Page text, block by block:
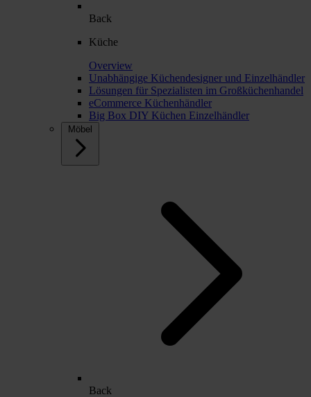
Back
Küche
Overview
Unabhängige Küchendesigner und Einzelhändler
Lösungen für Spezialisten im Großküchenhandel
eCommerce Küchenhändler
Big Box DIY Küchen Einzelhändler
Möbel
Back